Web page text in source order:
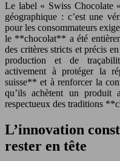
Le label « Swiss Chocolate
géographique : c’est une
pour les consommateurs
le **chocolat** a été
des critères stricts et précis
production et de
activement à protéger la
suisse** et à renforcer la
qu’ils achètent un produit
respectueux des traditions
L’innovation
rester en tête